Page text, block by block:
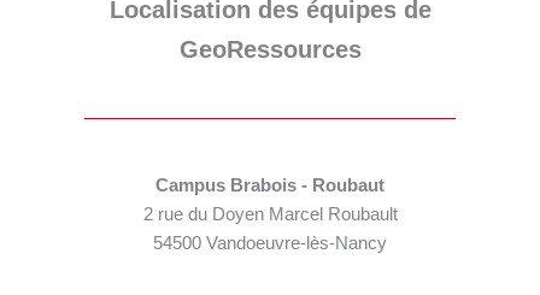
Localisation des équipes de
GeoRessources
Campus Brabois - Roubaut
2 rue du Doyen Marcel Roubault
54500 Vandoeuvre-lès-Nancy